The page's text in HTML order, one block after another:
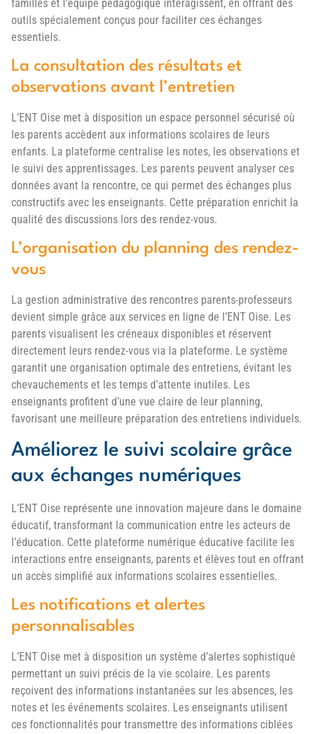
familles et l’équipe pédagogique interagissent, en offrant des
outils spécialement conçus pour faciliter ces échanges
essentiels.
La consultation des résultats et
observations avant l’entretien
L’ENT Oise met à disposition un espace personnel sécurisé où
les parents accèdent aux informations scolaires de leurs
enfants. La plateforme centralise les notes, les observations et
le suivi des apprentissages. Les parents peuvent analyser ces
données avant la rencontre, ce qui permet des échanges plus
constructifs avec les enseignants. Cette préparation enrichit la
qualité des discussions lors des rendez-vous.
L’organisation du planning des rendez-
vous
La gestion administrative des rencontres parents-professeurs
devient simple grâce aux services en ligne de l’ENT Oise. Les
parents visualisent les créneaux disponibles et réservent
directement leurs rendez-vous via la plateforme. Le système
garantit une organisation optimale des entretiens, évitant les
chevauchements et les temps d’attente inutiles. Les
enseignants profitent d’une vue claire de leur planning,
favorisant une meilleure préparation des entretiens individuels.
Améliorez le suivi scolaire grâce
aux échanges numériques
L’ENT Oise représente une innovation majeure dans le domaine
éducatif, transformant la communication entre les acteurs de
l’éducation. Cette plateforme numérique éducative facilite les
interactions entre enseignants, parents et élèves tout en offrant
un accès simplifié aux informations scolaires essentielles.
Les notifications et alertes
personnalisables
L’ENT Oise met à disposition un système d’alertes sophistiqué
permettant un suivi précis de la vie scolaire. Les parents
reçoivent des informations instantanées sur les absences, les
notes et les événements scolaires. Les enseignants utilisent
ces fonctionnalités pour transmettre des informations ciblées